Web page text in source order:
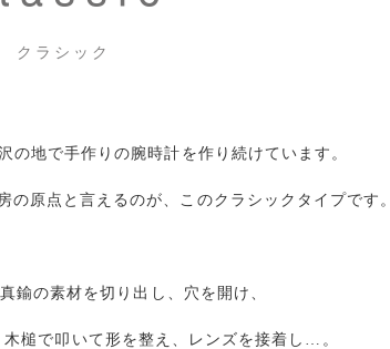
クラシック
の地で手作りの腕時計を作り続けています。
の原点と言えるのが、このクラシックタイプです。
鍮の素材を切り出し、穴を開け、
槌で叩いて形を整え、レンズを接着し…。